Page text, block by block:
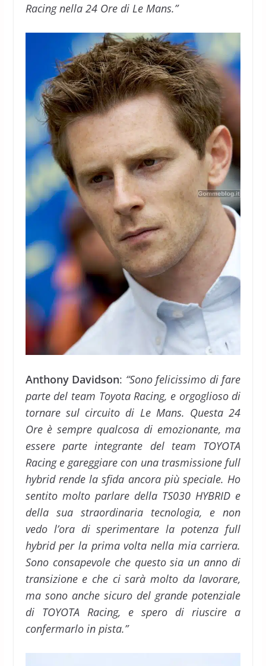
Racing nella 24 Ore di Le Mans.”
Anthony Davidson: “Sono felicissimo di fare
parte del team Toyota Racing, e orgoglioso di
tornare sul circuito di Le Mans. Questa 24
Ore è sempre qualcosa di emozionante, ma
essere parte integrante del team TOYOTA
Racing e gareggiare con una trasmissione full
hybrid rende la sfida ancora più speciale. Ho
sentito molto parlare della TS030 HYBRID e
della sua straordinaria tecnologia, e non
vedo l’ora di sperimentare la potenza full
hybrid per la prima volta nella mia carriera.
Sono consapevole che questo sia un anno di
transizione e che ci sarà molto da lavorare,
ma sono anche sicuro del grande potenziale
di TOYOTA Racing, e spero di riuscire a
confermarlo in pista.”